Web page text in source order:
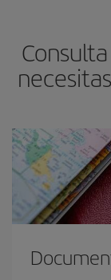
avión más
las fechas y los
el precio más